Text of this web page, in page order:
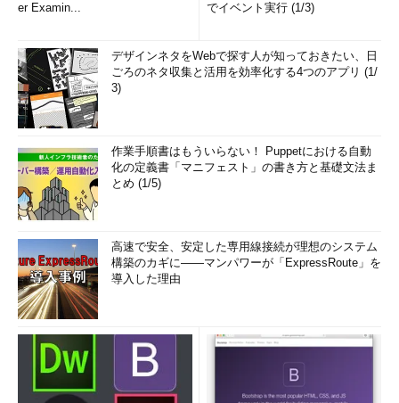
er Examin...
でイベント実行 (1/3)
デザインネタをWebで探す人が知っておきたい、日
ごろのネタ収集と活用を効率化する4つのアプリ (1/
3)
作業手順書はもういらない！ Puppetにおける自動
化の定義書「マニフェスト」の書き方と基礎文法ま
とめ (1/5)
高速で安全、安定した専用線接続が理想のシステム
構築のカギに――マンパワーが「ExpressRoute」を
導入した理由